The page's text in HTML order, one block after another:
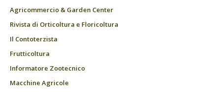
Agricommercio & Garden Center
Rivista di Orticoltura e Floricoltura
Il Contoterzista
Frutticoltura
Informatore Zootecnico
Macchine Agricole